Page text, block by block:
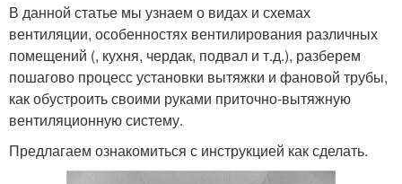
В данной статье мы узнаем о видах и схемах
вентиляции, особенностях вентилирования различных
помещений (, кухня, чердак, подвал и т.д.), разберем
пошагово процесс установки вытяжки и фановой трубы,
как обустроить своими руками приточно-вытяжную
вентиляционную систему.
Предлагаем ознакомиться с инструкцией как сделать.